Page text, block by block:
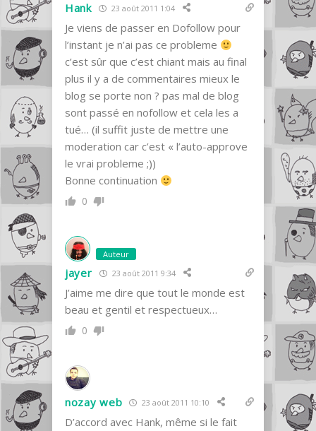
Hank 23 août 2011 1:04
Je viens de passer en Dofollow pour
l’instant je n’ai pas ce probleme
c’est sûr que c’est chiant mais au final
plus il y a de commentaires mieux le
blog se porte non ? pas mal de blog
sont passé en nofollow et cela les a
tué… (il suffit juste de mettre une
moderation car c’est « l’auto-approve
le vrai probleme ;))
Bonne continuation
0
Auteur
jayer 23 août 2011 9:34
J’aime me dire que tout le monde est
beau et gentil et respectueux…
0
nozay web 23 août 2011 10:10
D’accord avec Hank, même si le fait